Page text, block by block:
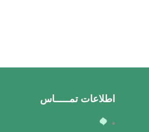
اطلاعات تمـــــاس